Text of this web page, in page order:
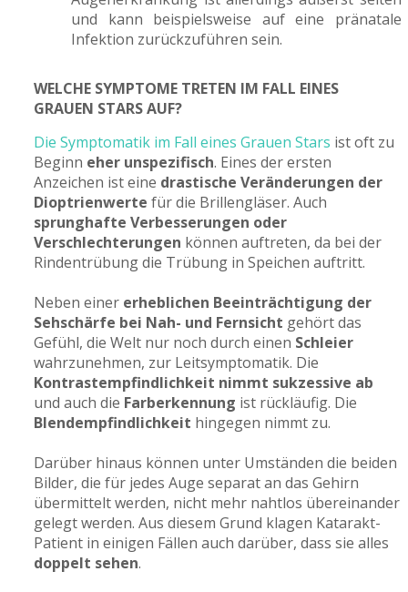
und kann beispielsweise auf eine pränatale
Infektion zurückzuführen sein.
WELCHE SYMPTOME TRETEN IM FALL EINES
GRAUEN STARS AUF?
Die Symptomatik im Fall eines Grauen Stars ist oft zu
Beginn eher unspezifisch. Eines der ersten
Anzeichen ist eine drastische Veränderungen der
Dioptrienwerte für die Brillengläser. Auch
sprunghafte Verbesserungen oder
Verschlechterungen können auftreten, da bei der
Rindentrübung die Trübung in Speichen auftritt.
Neben einer erheblichen Beeinträchtigung der
Sehschärfe bei Nah- und Fernsicht gehört das
Gefühl, die Welt nur noch durch einen Schleier
wahrzunehmen, zur Leitsymptomatik. Die
Kontrastempfindlichkeit nimmt sukzessive ab
und auch die Farberkennung ist rückläufig. Die
Blendempfindlichkeit hingegen nimmt zu.
Darüber hinaus können unter Umständen die beiden
Bilder, die für jedes Auge separat an das Gehirn
übermittelt werden, nicht mehr nahtlos übereinander
gelegt werden. Aus diesem Grund klagen Katarakt-
Patient in einigen Fällen auch darüber, dass sie alles
doppelt sehen.